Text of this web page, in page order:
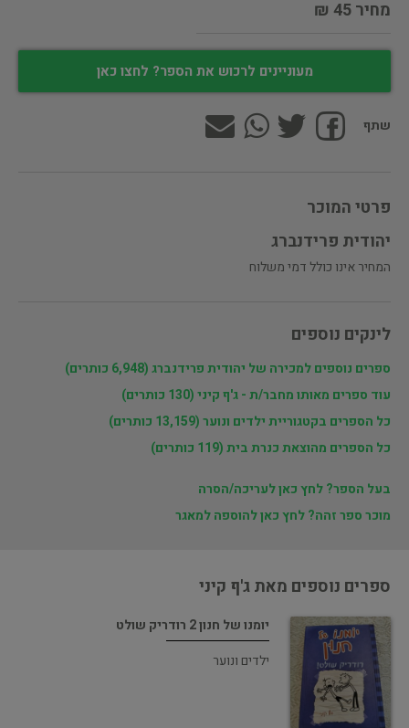
מחיר 45 ₪
מעוניינים לרכוש את הספר? לחצו כאן
שתף
פרטי המוכר
יהודית פרידנברג
המחיר אינו כולל דמי משלוח
לינקים נוספים
ספרים נוספים למכירה של יהודית פרידנברג (6,948 כותרים)
עוד ספרים מאותו מחבר/ת - ג'ף קיני (130 כותרים)
כל הספרים בקטגוריית ילדים ונוער (13,159 כותרים)
כל הספרים מהוצאת כנרת בית (119 כותרים)
בעל הספר? לחץ כאן לעריכה/הסרה
מוכר ספר זהה? לחץ כאן להוספה למאגר
ספרים נוספים מאת ג'ף קיני
יומנו של חנון 2 רודריק שולט
ילדים ונוער